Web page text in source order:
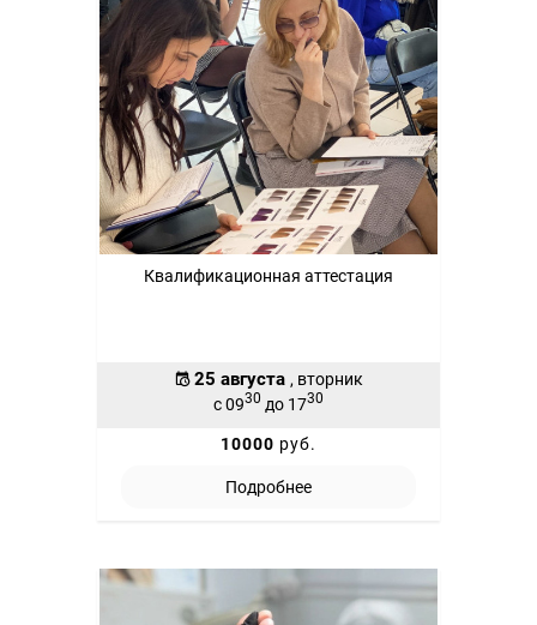
Квалификационная аттестация
25 августа , вторник
с 0930 до 1730
10000 руб.
Подробнее